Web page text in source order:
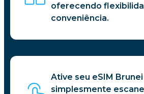
oferecendo
conveniência.
Ative seu eSIM
simplesmente